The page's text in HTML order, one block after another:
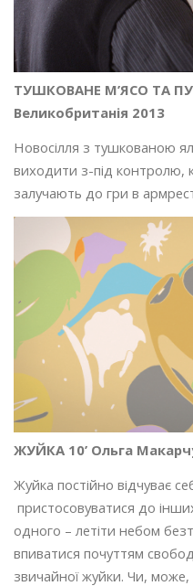
ТУШКОВАНЕ М’ЯСО ТА
Великобританія 2013
Новосілля з тушкованою
виходити з-під контролю,
залучають до гри в
ЖУЙКА 10’ Ольга
Жуйка постійно відчуває
пристосовуватися до
одного – летіти небом
впиватися почуттям
звичайної жуйки. Чи,